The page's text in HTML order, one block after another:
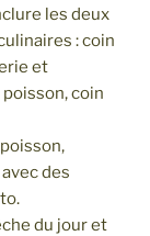
les deux
: coin
et
coin
des
du jour et